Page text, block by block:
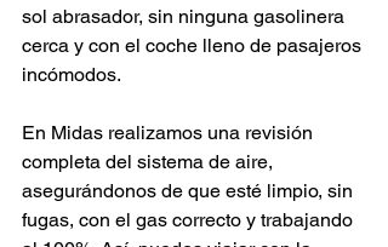
sol abrasador, sin ninguna gasolinera
cerca y con el coche lleno de pasajeros
incómodos.
En Midas realizamos una revisión
completa del sistema de aire,
asegurándonos de que esté limpio, sin
fugas, con el gas correcto y trabajando